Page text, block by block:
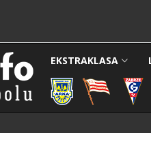
EKSTRAKLASA